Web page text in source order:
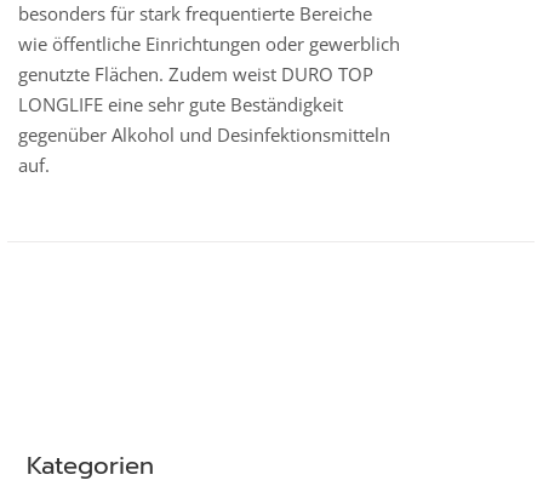
besonders für stark frequentierte Bereiche
wie öffentliche Einrichtungen oder gewerblich
genutzte Flächen. Zudem weist DURO TOP
LONGLIFE eine sehr gute Beständigkeit
gegenüber Alkohol und Desinfektionsmitteln
auf.
Kategorien